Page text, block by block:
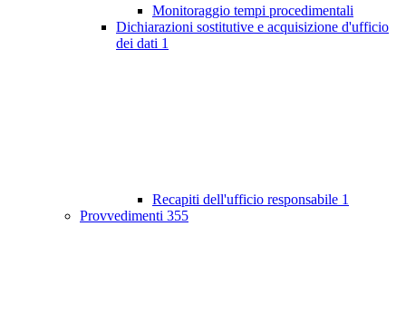
Monitoraggio tempi procedimentali
Dichiarazioni sostitutive e acquisizione d'ufficio
dei dati 1
Recapiti dell'ufficio responsabile 1
Provvedimenti 355